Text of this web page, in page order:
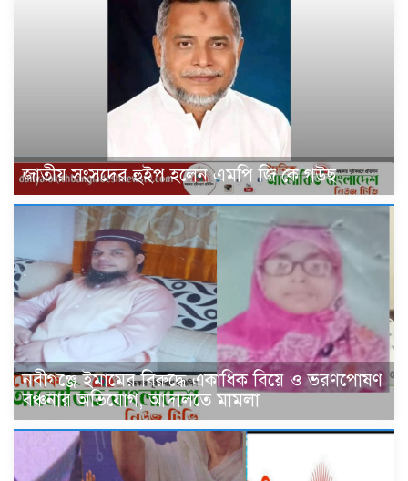
জাতীয় সংসদের হুইপ হলেন এমপি জি কে গউছ
নবীগঞ্জে ইমামের বিরুদ্ধে একাধিক বিয়ে ও ভরণপোষণ
বঞ্চনার অভিযোগ, আদালতে মামলা